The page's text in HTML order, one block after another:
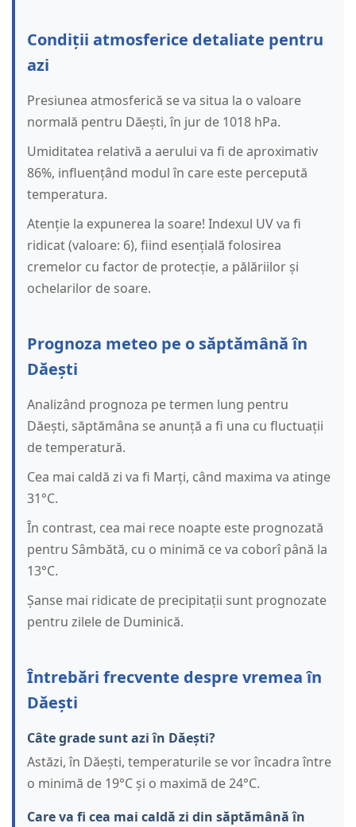
Condiții atmosferice detaliate pentru
azi
Presiunea atmosferică se va situa la o valoare
normală pentru Dăești, în jur de 1018 hPa.
Umiditatea relativă a aerului va fi de aproximativ
86%, influențând modul în care este percepută
temperatura.
Atenție la expunerea la soare! Indexul UV va fi
ridicat (valoare: 6), fiind esențială folosirea
cremelor cu factor de protecție, a pălăriilor și
ochelarilor de soare.
Prognoza meteo pe o săptămână în
Dăești
Analizând prognoza pe termen lung pentru
Dăești, săptămâna se anunță a fi una cu fluctuații
de temperatură.
Cea mai caldă zi va fi Marți, când maxima va atinge
31°C.
În contrast, cea mai rece noapte este prognozată
pentru Sâmbătă, cu o minimă ce va coborî până la
13°C.
Șanse mai ridicate de precipitații sunt prognozate
pentru zilele de Duminică.
Întrebări frecvente despre vremea în
Dăești
Câte grade sunt azi în Dăești?
Astăzi, în Dăești, temperaturile se vor încadra între
o minimă de 19°C și o maximă de 24°C.
Care va fi cea mai caldă zi din săptămână în